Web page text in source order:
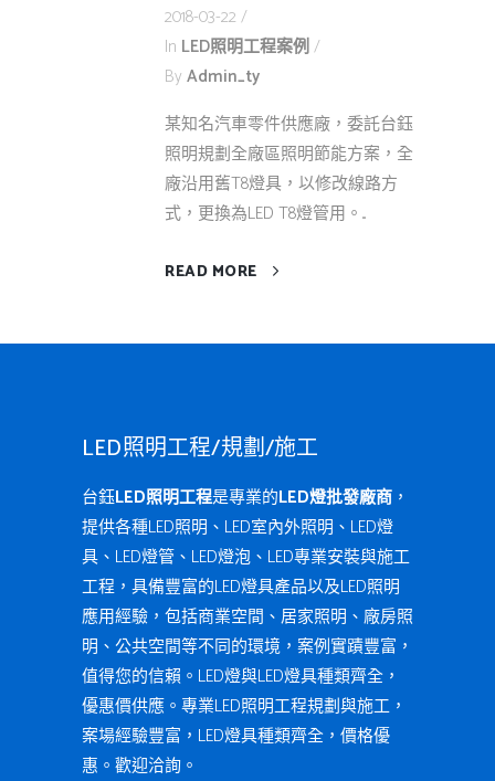
2018-03-22
In LED照明工程案例
By Admin_ty
某知名汽車零件供應廠，委託台鈺
照明規劃全廠區照明節能方案，全
廠沿用舊T8燈具，以修改線路方
式，更換為LED T8燈管用。...
READ MORE
LED照明工程/規劃/施工
台鈺LED照明工程是專業的LED燈批發廠商 ，
提供各種LED照明、LED室內外照明、LED燈
具、LED燈管、LED燈泡、LED專業安裝與施工
工程，具備豐富的LED燈具產品以及LED照明
應用經驗，包括商業空間、居家照明、廠房照
明、公共空間等不同的環境，案例實蹟豐富，
值得您的信賴。LED燈與LED燈具種類齊全，
優惠價供應。專業LED照明工程規劃與施工，
案場經驗豐富，LED燈具種類齊全，價格優
惠。歡迎洽詢。